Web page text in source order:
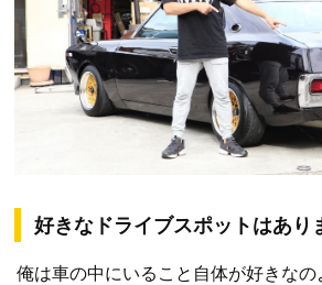
好きなドライブスポットはあり
俺は車の中にいること自体が好きなの